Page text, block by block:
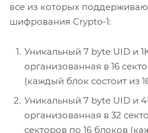
все из которых
шифрования Crypto-1:
Уникальный 7 byte UID и
организованная в 16
(каждый блок состоит из
Уникальный 7 byte UID и
организованная в 32
секторов по 16 блоков